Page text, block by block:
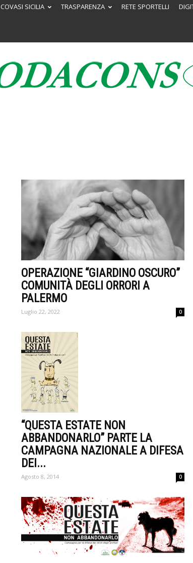
COVASI SICILIA TRASPARENZA RETE SPORTELLI
Sicilia
OPERAZIONE “GIARDINO OSCURO”
COMUNITÀ DEGLI ORRORI A
PALERMO
Luglio 22, 2022 0
“QUESTA ESTATE NON
ABBANDONARLO” PARTE LA
CAMPAGNA NAZIONALE A DIFESA
DEI...
Agosto 8, 2014 0